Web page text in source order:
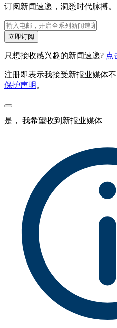
订阅新闻速递，洞悉时代脉搏。
立即订阅
只想接收感兴趣的新闻速递? 点
注册即表示我接受新报业媒体
保护声明 。
是， 我希望收到新报业媒体